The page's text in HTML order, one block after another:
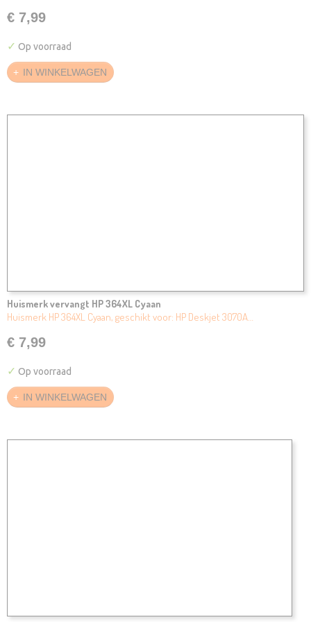
€ 7,99
✓ Op voorraad
IN WINKELWAGEN
Huismerk vervangt HP 364XL Cyaan
Huismerk HP 364XL Cyaan, geschikt voor: HP Deskjet 3070A…
€ 7,99
✓ Op voorraad
IN WINKELWAGEN